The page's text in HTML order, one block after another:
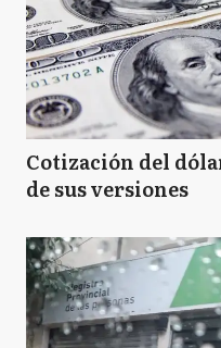
Cotización del
de sus versiones